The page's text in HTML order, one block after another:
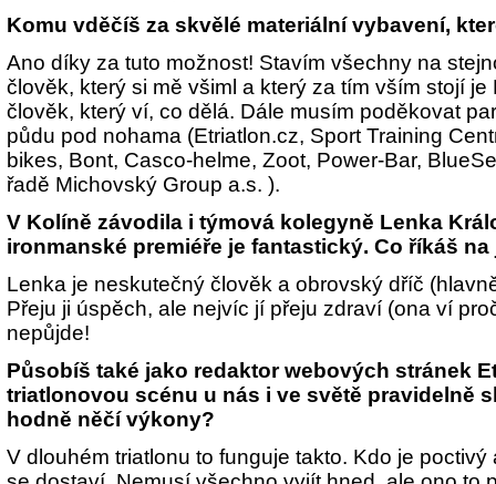
Komu vděčíš za skvělé materiální vybavení,
Ano díky za tuto možnost! Stavím všechny na
člověk, který si mě všiml a který za tím vším stojí je
člověk, který ví, co dělá. Dále musím poděkovat
půdu pod nohama (Etriatlon.cz, Sport Training
bikes, Bont, Casco-helme, Zoot, Power-Bar,
řadě Michovský Group a.s. ).
V Kolíně závodila i týmová kolegyně Lenka
ironmanské premiéře je fantastický. Co říkáš
Lenka je neskutečný člověk a obrovský dříč
Přeju ji úspěch, ale nejvíc jí přeju zdraví (ona ví
nepůjde!
Působíš také jako redaktor webových stránek
triatlonovou scénu u nás i ve světě pravidelně
hodně něčí výkony?
V dlouhém triatlonu to funguje takto. Kdo je